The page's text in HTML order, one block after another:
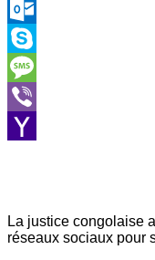
LinkedIn
Outlook.com
Skype
Message
Viber
La justice congolaise
réseaux sociaux pour